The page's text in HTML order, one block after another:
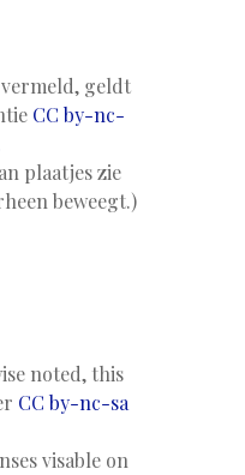
geldt
CC by-nc-
plaatjes zie
beweegt.)
noted, this
CC by-nc-sa
visable on